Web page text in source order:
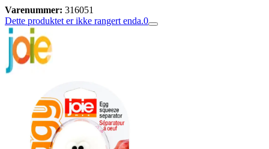
Varenummer: 316051
Dette produktet er ikke rangert enda.0